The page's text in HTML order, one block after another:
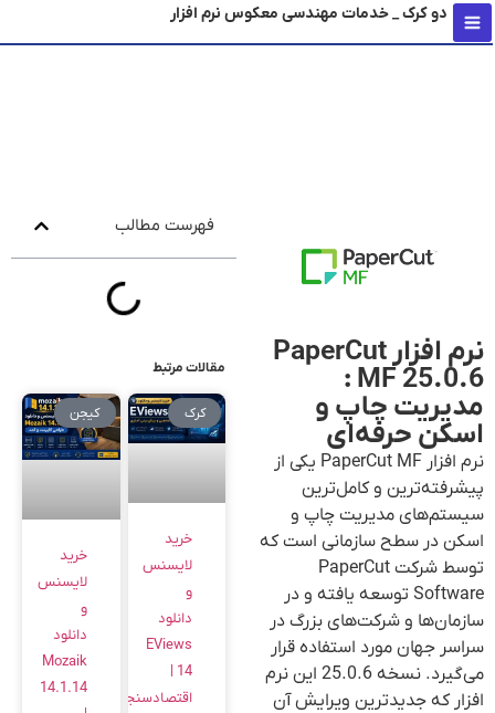
دو کرک _ خدمات مهندسی معکوس نرم افزار
نرم افزار PaperCut
MF 25.0.6 :
مدیریت چاپ و
اسکن حرفه‌ای
نرم افزار PaperCut MF یکی از
پیشرفته‌ترین و کامل‌ترین
سیستم‌های مدیریت چاپ و
اسکن در سطح سازمانی است که
توسط شرکت PaperCut
Software توسعه یافته و در
سازمان‌ها و شرکت‌های بزرگ در
سراسر جهان مورد استفاده قرار
می‌گیرد. نسخه 25.0.6 این نرم
افزار که جدیدترین ویرایش آن
فهرست مطالب
مقالات مرتبط
کرک
خرید
لایسنس
و
دانلود
EViews
اقتصادسنجی
کیجن
خرید
لایسنس
و
دانلود
Mozaik
14.1.14